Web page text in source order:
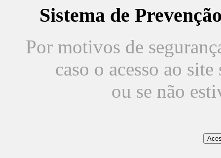
Sistema de
Por motivos de
caso o acesso ao
ou se não